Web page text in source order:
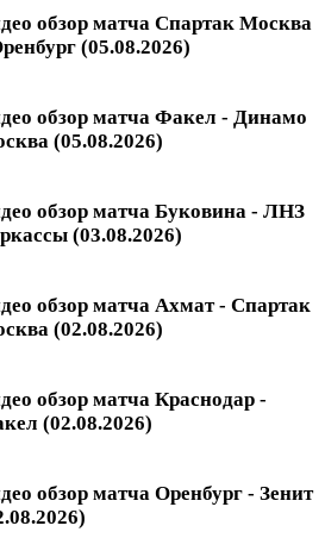
обзор матча Спартак Москва
(05.08.2026)
обзор матча Факел - Динамо
(05.08.2026)
обзор матча Буковина - ЛНЗ
(03.08.2026)
обзор матча Ахмат - Спартак
(02.08.2026)
обзор матча Краснодар -
(02.08.2026)
обзор матча Оренбург - Зенит